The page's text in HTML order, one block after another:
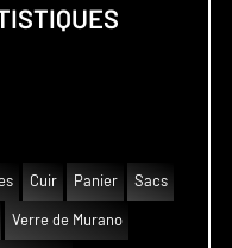
Cuir Panier Sacs
Verre de Murano